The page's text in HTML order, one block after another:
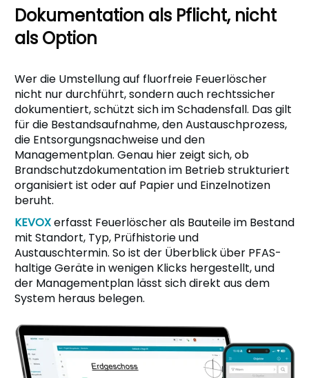
Dokumentation als Pflicht, nicht
als Option
Wer die Umstellung auf fluorfreie Feuerlöscher
nicht nur durchführt, sondern auch rechtssicher
dokumentiert, schützt sich im Schadensfall. Das gilt
für die Bestandsaufnahme, den Austauschprozess,
die Entsorgungsnachweise und den
Managementplan. Genau hier zeigt sich, ob
Brandschutzdokumentation im Betrieb strukturiert
organisiert ist oder auf Papier und Einzelnotizen
beruht.
KEVOXerfasst Feuerlöscher als Bauteile im Bestand
mit Standort, Typ, Prüfhistorie und
Austauschtermin. So ist der Überblick über PFAS-
haltige Geräte in wenigen Klicks hergestellt, und
der Managementplan lässt sich direkt aus dem
System heraus belegen.